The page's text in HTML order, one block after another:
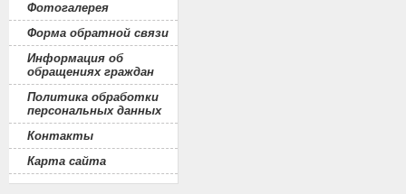
Фотогалерея
Форма обратной связи
Информация об
обращениях граждан
Политика обработки
персональных данных
Контакты
Карта сайта